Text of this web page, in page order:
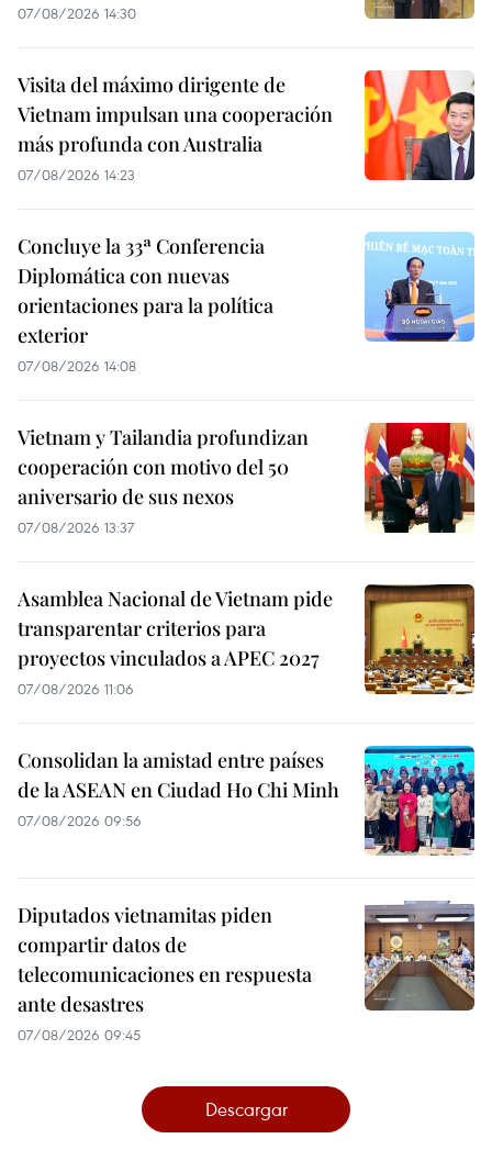
07/08/2026 14:30
Visita del máximo dirigente de
Vietnam impulsan una cooperación
más profunda con Australia
07/08/2026 14:23
Concluye la 33ª Conferencia
Diplomática con nuevas
orientaciones para la política
exterior
07/08/2026 14:08
Vietnam y Tailandia profundizan
cooperación con motivo del 50
aniversario de sus nexos
07/08/2026 13:37
Asamblea Nacional de Vietnam pide
transparentar criterios para
proyectos vinculados a APEC 2027
07/08/2026 11:06
Consolidan la amistad entre países
de la ASEAN en Ciudad Ho Chi Minh
07/08/2026 09:56
Diputados vietnamitas piden
compartir datos de
telecomunicaciones en respuesta
ante desastres
07/08/2026 09:45
Descargar